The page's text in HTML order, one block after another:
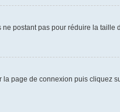
postant pas pour réduire la
la page de connexion puis cliquez